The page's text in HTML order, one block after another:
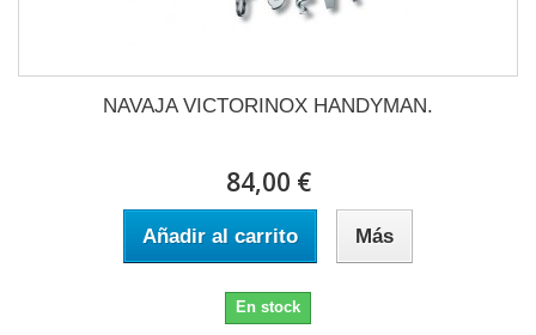
NAVAJA VICTORINOX HANDYMAN.
84,00 €
Añadir al carrito Más
En stock